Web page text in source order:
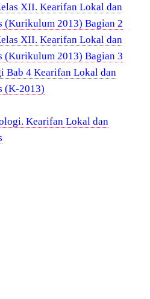
XII. Kearifan Lokal dan
(Kurikulum 2013) Bagian 2
XII. Kearifan Lokal dan
(Kurikulum 2013) Bagian 3
Bab 4 Kearifan Lokal dan
(K-2013)
Kearifan Lokal dan